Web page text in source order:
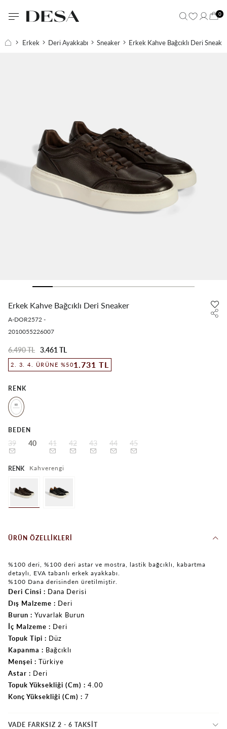
0
Erkek Deri Ayakkabı Sneaker Erkek Kahve Bağcıklı Deri
Erkek Kahve Bağcıklı Deri Sneaker
A-DOR2572 -
2010055226007
6.490 TL 3.461 TL
2. 3. 4. ÜRÜNE %501.731 TL
RENK
BEDEN
39 40 41 42 43 44 45
RENK Kahverengi
ÜRÜN ÖZELLIKLERI
%100 deri, %100 deri astar ve mostra, lastik bağcıklı, kabartma
detaylı, EVA tabanlı erkek ayakkabı.
%100 Dana derisinden üretilmiştir.
Deri Cinsi
Dana Derisi
Dış Malzeme
Deri
Burun
Yuvarlak Burun
İç Malzeme
Deri
Topuk Tipi
Düz
Kapanma
Bağcıklı
Menşei
Türkiye
Astar
Deri
Topuk Yüksekliği (Cm)
4.00
Konç Yüksekliği (Cm)
7
VADE FARKSIZ 2 - 6 TAKSIT